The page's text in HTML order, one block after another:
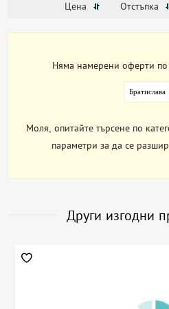
Цена Отстъпка
Няма намерени оферти
Братислава
Моля, опитайте търсене по
параметри за да се
Други изгодни